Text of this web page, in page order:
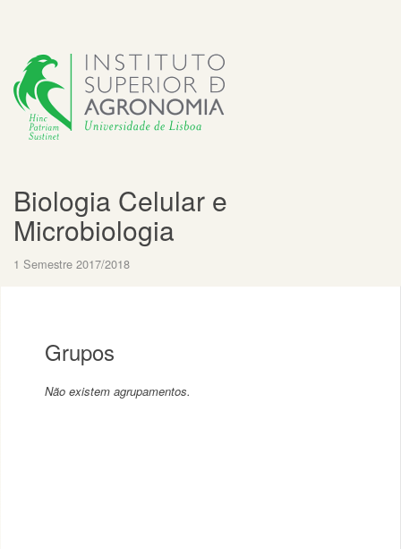
Biologia Celular e
Microbiologia
1 Semestre 2017/2018
Grupos
Não existem agrupamentos.